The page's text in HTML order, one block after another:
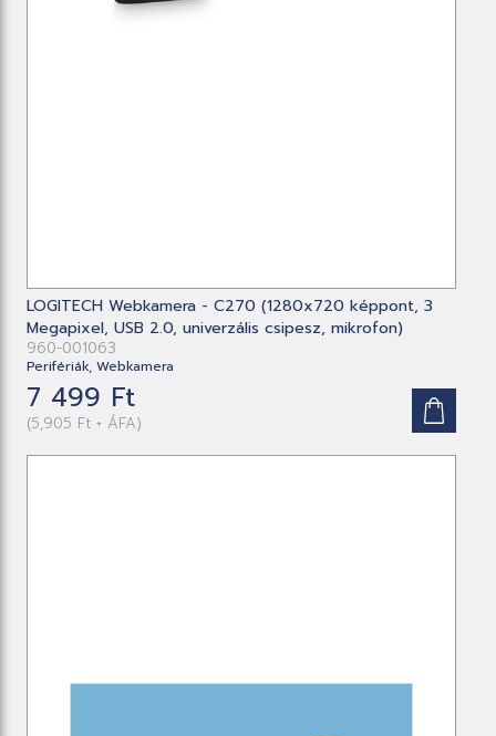
LOGITECH Webkamera - C270 (1280x720 képpont, 3
Megapixel, USB 2.0, univerzális csipesz, mikrofon)
960-001063
Perifériák, Webkamera
7 499 Ft
(5,905 Ft + ÁFA)